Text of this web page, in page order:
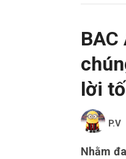
lời
P.V
Nhằm